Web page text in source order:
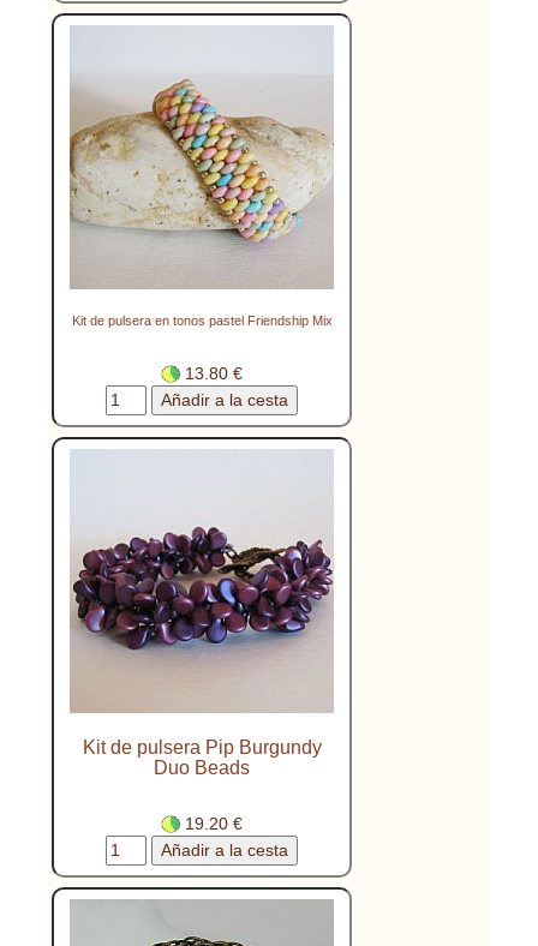
Kit de pulsera en tonos pastel Friendship Mix
13.80 €
Kit de pulsera Pip Burgundy
Duo Beads
19.20 €